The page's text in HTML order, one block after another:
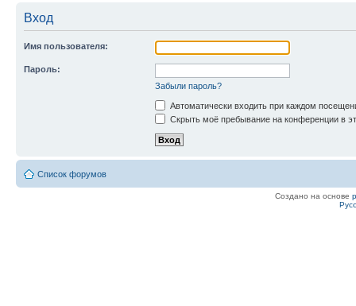
Вход
Имя пользователя:
Пароль:
Забыли пароль?
Автоматически входить при каждом
Скрыть моё пребывание на конференции в
Список форумов
Создано на основе